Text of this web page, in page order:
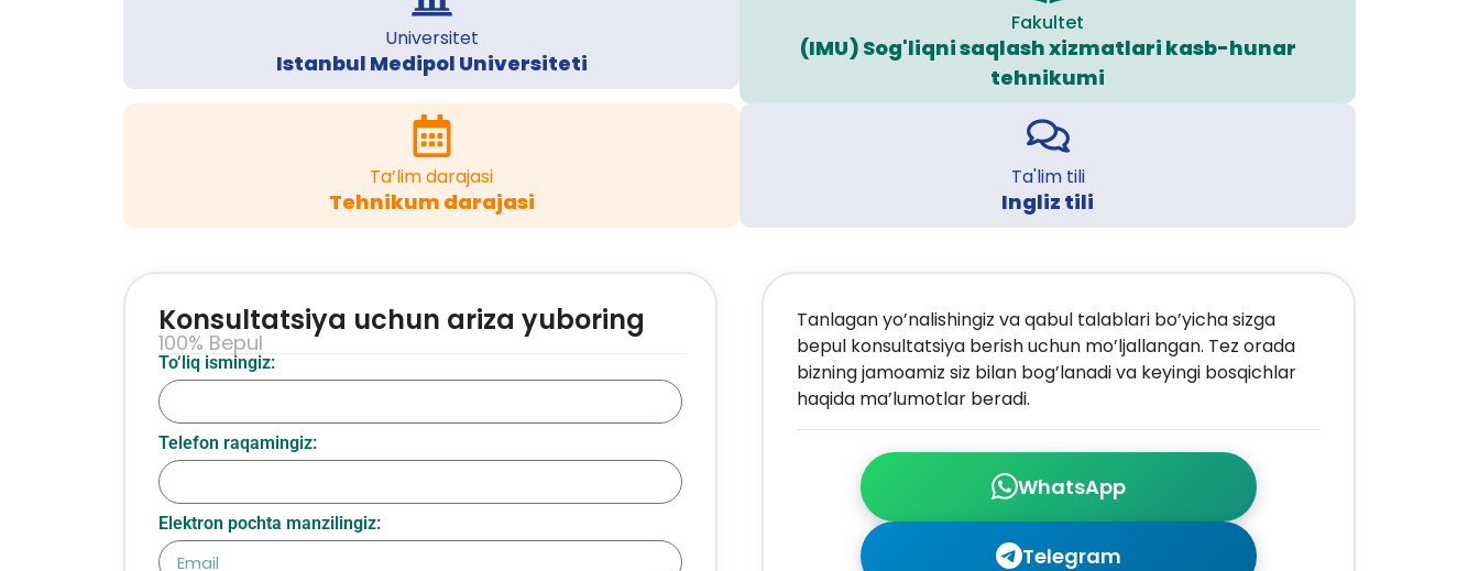
Universitet
Istanbul Medipol Universiteti
Fakultet
(IMU) Sog'liqni saqlash xizmatlari kasb-hunar
tehnikumi
Ta’lim darajasi
Tehnikum darajasi
Ta'lim tili
Ingliz tili
WhatsApp
Telegram
Tanlagan yo’nalishingiz va qabul talablari bo’yicha sizga
bepul konsultatsiya berish uchun mo’ljallangan. Tez orada
bizning jamoamiz siz bilan bog’lanadi va keyingi bosqichlar
haqida ma’lumotlar beradi.
To‘liq ismingiz:
Telefon raqamingiz:
Elektron pochta manzilingiz:
Konsultatsiya uchun ariza yuboring
100% Bepul